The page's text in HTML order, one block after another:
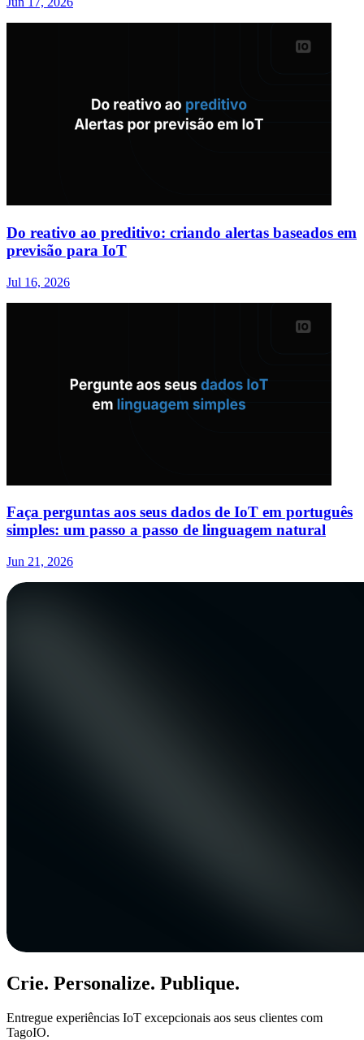
Do reativo ao preditivo: criando alertas baseados em
previsão para IoT
Jul 16, 2026
Faça perguntas aos seus dados de IoT em português
simples: um passo a passo de linguagem natural
Jun 21, 2026
Crie. Personalize. Publique.
Entregue experiências IoT excepcionais aos seus clientes com
TagoIO.